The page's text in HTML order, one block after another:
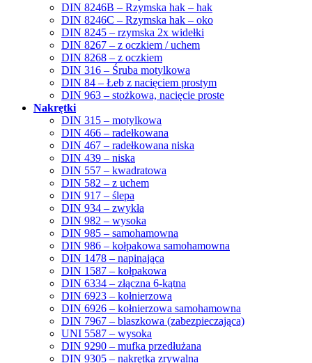
DIN 8246B – Rzymska hak – hak
DIN 8246C – Rzymska hak – oko
DIN 8245 – rzymska 2x widełki
DIN 8267 – z oczkiem / uchem
DIN 8268 – z oczkiem
DIN 316 – Śruba motylkowa
DIN 84 – Łeb z nacięciem prostym
DIN 963 – stożkowa, nacięcie proste
Nakrętki
DIN 315 – motylkowa
DIN 466 – radełkowana
DIN 467 – radełkowana niska
DIN 439 – niska
DIN 557 – kwadratowa
DIN 582 – z uchem
DIN 917 – ślepa
DIN 934 – zwykła
DIN 982 – wysoka
DIN 985 – samohamowna
DIN 986 – kołpakowa samohamowna
DIN 1478 – napinająca
DIN 1587 – kołpakowa
DIN 6334 – złączna 6-kątna
DIN 6923 – kołnierzowa
DIN 6926 – kołnierzowa samohamowna
DIN 7967 – blaszkowa (zabezpieczająca)
UNI 5587 – wysoka
DIN 9290 – mufka przedłużana
DIN 9305 – nakrętka zrywalna